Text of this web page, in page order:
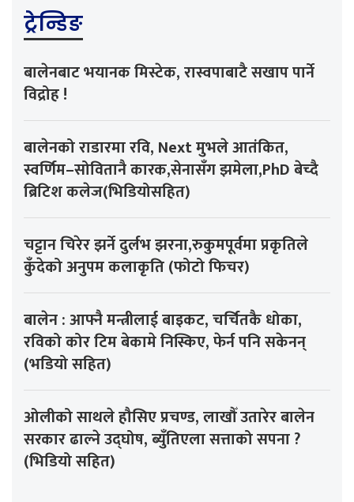
ट्रेन्डिङ
बालेनबाट भयानक मिस्टेक, रास्वपाबाटै सखाप पार्ने
विद्रोह !
बालेनको राडारमा रवि, Next मुभले आतंकित,
स्वर्णिम–सोवितानै कारक,सेनासँग झमेला,PhD बेच्दै
ब्रिटिश कलेज(भिडियोसहित)
चट्टान चिरेर झर्ने दुर्लभ झरना,रुकुमपूर्वमा प्रकृतिले
कुँदेको अनुपम कलाकृति (फोटो फिचर)
बालेन : आफ्नै मन्त्रीलाई बाइकट, चर्चितकै धोका,
रविको कोर टिम बेकामे निस्किए, फेर्न पनि सकेनन्
(भडियो सहित)
ओलीको साथले हौसिए प्रचण्ड, लाखौँ उतारेर बालेन
सरकार ढाल्ने उद्घोष, ब्युँतिएला सत्ताको सपना ?
(भिडियो सहित)